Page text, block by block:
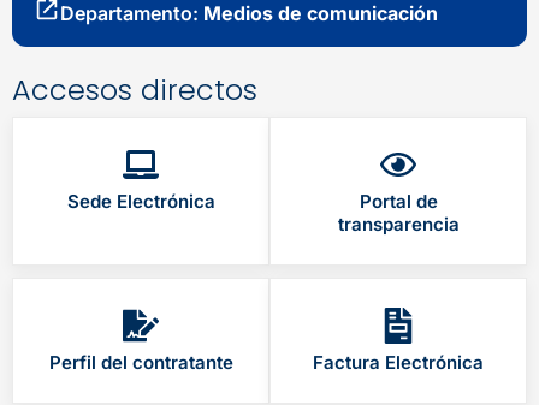
Departamento: Medios de comunicación
Accesos directos
Sede Electrónica
Portal de
transparencia
Perfil del contratante Factura Electrónica